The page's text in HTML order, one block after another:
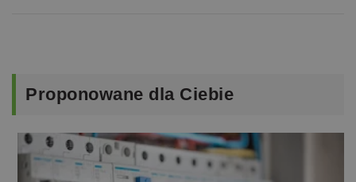
Proponowane dla Ciebie